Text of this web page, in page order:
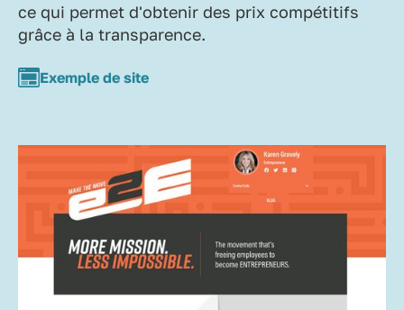
ce qui permet d'obtenir des prix compétitifs
grâce à la transparence.
Exemple de site